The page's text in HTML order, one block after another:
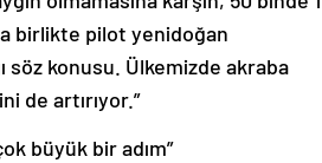
birlikte pilot yenidoğan
söz konusu. Ülkemizde akraba
de artırıyor.”
büyük bir adım”